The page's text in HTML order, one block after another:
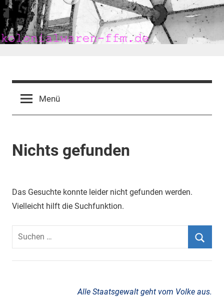
Zum
Inhalt
springen
kolonialwaren-
ffm.de
Menü
Nichts gefunden
Das Gesuchte konnte leider nicht gefunden werden.
Vielleicht hilft die Suchfunktion.
Suchen
Alle Staatsgewalt geht vom Volke aus.